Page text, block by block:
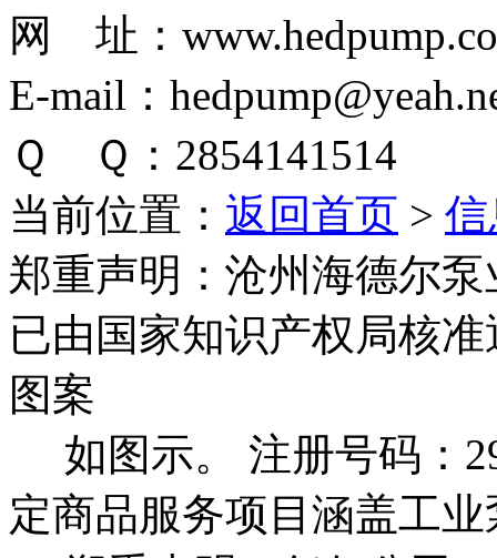
网 址：
E-mail：
Ｑ Ｑ：2854141514
当前位置： 返回首页 >
郑重声明： 沧州海德尔
已由国家知识产权局核
图案
如图示。 注册号码：
定商品服务项目涵盖工